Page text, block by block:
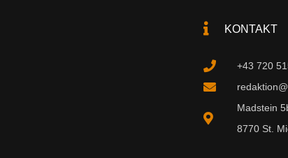
KONTAKT
+43 720
Madstein
8770 St.